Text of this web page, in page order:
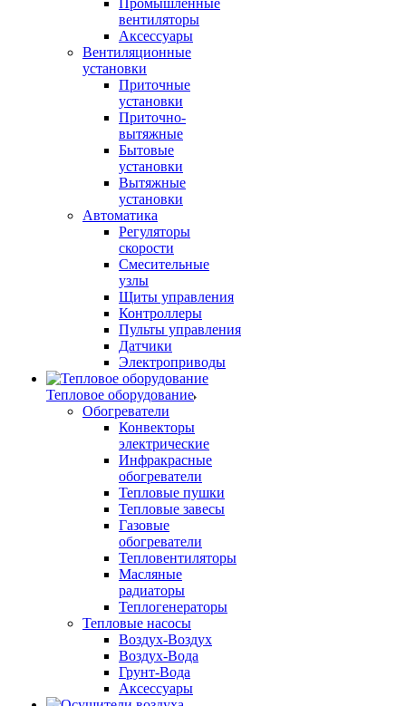
Промышленные
вентиляторы
Аксессуары
Вентиляционные
установки
Приточные
установки
Приточно-
вытяжные
Бытовые
установки
Вытяжные
установки
Автоматика
Регуляторы
скорости
Смесительные
узлы
Щиты управления
Контроллеры
Пульты управления
Датчики
Электроприводы
Тепловое оборудование
Обогреватели
Конвекторы
электрические
Инфракрасные
обогреватели
Тепловые пушки
Тепловые завесы
Газовые
обогреватели
Тепловентиляторы
Масляные
радиаторы
Теплогенераторы
Тепловые насосы
Воздух-Воздух
Воздух-Вода
Грунт-Вода
Аксессуары